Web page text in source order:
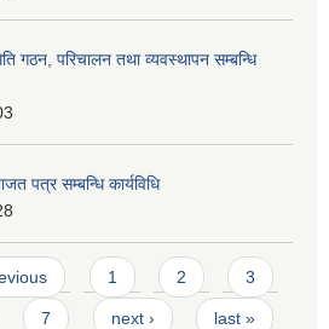
गठन, परिचालन तथा व्यवस्थापन सम्बन्धि
पत्र सम्बन्धि कार्यविधि
1 2 3
7 next › last »